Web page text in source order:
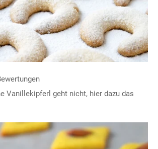
Vanillekipferl geht nicht, hier dazu das